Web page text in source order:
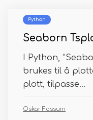
Python
Seaborn
I Python,
brukes til å
plott, tilpasse...
Oskar Fossum